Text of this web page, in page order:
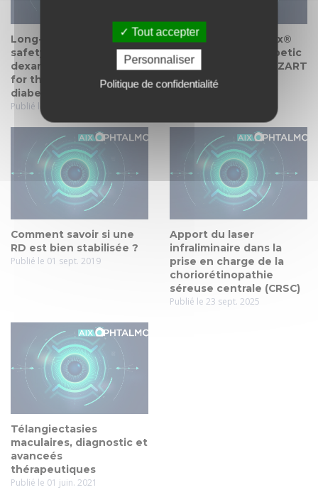
Long-term efficacy and
safety of intravitreal
dexamethasone implant
for the treatment of
diabetic macular edema.
Publié le 12 avr. 2016
Multicenter Ozurdex®
assessment for diabetic
macular edema: MOZART
study
Comment savoir si une
RD est bien stabilisée ?
Publié le 01 sept. 2019
Apport du laser
infraliminaire dans la
prise en charge de la
choriorétinopathie
séreuse centrale (CRSC)
Publié le 23 sept. 2025
Télangiectasies
maculaires, diagnostic et
avanceés
thérapeutiques
Publié le 01 juin. 2021
Tout accepter
Personnaliser
Politique de confidentialité